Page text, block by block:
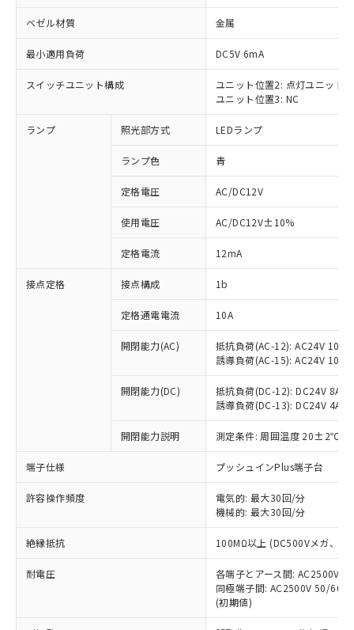
ベゼル材質 金属
最小適用負荷 DC5V 6mA
スイッチユニット構成
ユニット位置2: 点灯ユニット
ユニット位置3: NC
ランプ 照光部方式 LEDランプ
ランプ色 青
定格電圧 AC/DC12V
使用電圧 AC/DC12V±10%
定格電流 12mA
接点定格 接点構成 1b
定格通電電流 10A
開閉能力(AC)
抵抗負荷(AC-12): AC24V 10A/
誘導負荷(AC-15): AC24V
開閉能力(DC)
抵抗負荷(DC-12): DC24V 8A/
誘導負荷(DC-13): DC24V 4A/
開閉能力説明 測定条件: 周囲温度 20±2℃、
端子仕様 プッシュインPlus端子台
許容操作頻度
電気的: 最大30回/分
機械的: 最大30回/分
絶縁抵抗 100MΩ以上 (DC500Vメガ、点
耐電圧
各端子とアース間: AC2500V
同極端子間: AC2500V 50/
(初期値)
ご利用条件
以下の条件をお読みいただき、同意のうえ
ご利用ください。
本サービスは、当社制御機器事業取扱
商品の当社在庫状況および標準価格
(税抜)を提供させていただくもので
当社制御機器事業取扱商品の中には、
本サービスの対象外となる商品もある
ことをご了承ください。
在庫状況および標準価格照会結果は、
記載している更新日時点での社内デー
タに基づき作成されるものであり、閲
覧された時点での実際の在庫および標
準価格とは異なる場合があることをご
※1 対応状況
対応済み：EU RoHS指令（10物質）の
非含有に対応した製品が提供可能な商品で
対応予定：EU RoHS指令（10物質）の非含
有に対応した製品に切り替える予定のある
対応予定なし：EU RoHS指令（10物質）の
非含有に非対応の商品で、対応品を出す予
定はありません。
調査・確認中：EU RoHS指令（10物質）の
非含有の対応状況を調査中または確認中の
非該当品：ライセンス料など無形物で、有
害物質有無と関係のない商品です。
仕入先様の事情により、非含有部品として
いたものが、含有品と判明した場合などや
むを得ず変更することがあります。
鉛(Pb) 1000ppm以下、 水銀(Hg) 1000ppm以下、 カド
六価クロム(Cr(Ⅵ)) 1000ppm以下、ポリ臭化ビフェニル
類(PBB) 1000ppm以下、ポリ臭化ジフェニルエーテル類
(PBDE) 1000ppm以下、フタル酸ビス(2-エチルヘキシ
※1 中国RoHS○×表
「○」：最大均質材料含有率が中国RoHSの
基準値以下であることを示します。
「×」：最大均質材料含有率が中国RoHSの
基準値を超えていることを示します。
「－」：未確認です。当社販売部門へお問
い合わせください。
*中国RoHS10物質の基準値 (GB/T26572)：
Pb(鉛) :1000ppm、 Hg(水銀) : 1000ppm、 Cd(カドミウ
Cr(Ⅵ)(六価クロム) : 1000ppm、 PBBs(ポリ臭化ビフェ
当社は、これら貴社製品のうち、外国
為替および外国貿易法に定める商品
（以下｢規制貨物等」という）を輸出
国政府の輸出許可(または役務取引許
可)を取得するなどの必要な手続きを